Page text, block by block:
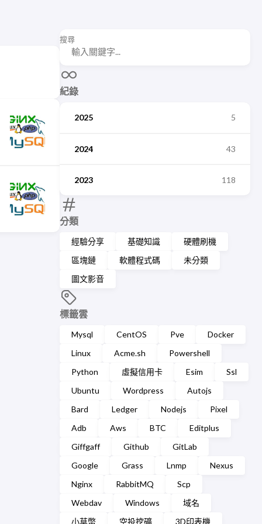
搜尋
紀錄
2025 5
2024 43
2023 118
分類
經驗分享 基礎知識
硬體刷機
區塊鏈
軟體程式碼
未分類
圖文影音
標籤雲
Mysql CentOS Pve
Docker
Linux
Acme.sh
Powershell
Python
虛擬信用卡 Esim
Ssl
Ubuntu
Wordpress
Autojs
Bard
Ledger Nodejs
Pixel
Adb
Aws BTC
Editplus
Giffgaff
Github
GitLab
Google
Grass Lnmp
Nexus
Nginx
RabbitMQ
Scp
Webdav
Windows
域名
小草幣
空投挖礦 3D印表機